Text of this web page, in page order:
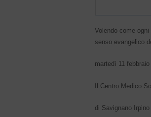
Volendo come
senso evangelico
martedì 11 febbraio
Il Centro Medico
di Savignano